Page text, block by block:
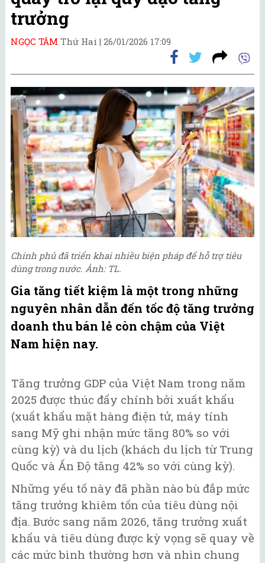
trưởng
NGỌC TÂM Thứ Hai | 26/01/2026 17:09
Chính phủ đã triển khai nhiều biện pháp để hỗ trợ tiêu
dùng trong nước. Ảnh: TL.
Gia tăng tiết kiệm là một trong những
nguyên nhân dẫn đến tốc độ tăng trưởng
doanh thu bán lẻ còn chậm của Việt
Nam hiện nay.
Tăng trưởng GDP của Việt Nam trong năm
2025 được thúc đẩy chính bởi xuất khẩu
(xuất khẩu mặt hàng điện tử, máy tính
sang Mỹ ghi nhận mức tăng 80% so với
cùng kỳ) và du lịch (khách du lịch từ Trung
Quốc và Ấn Độ tăng 42% so với cùng kỳ).
Những yếu tố này đã phần nào bù đắp mức
tăng trưởng khiêm tốn của tiêu dùng nội
địa. Bước sang năm 2026, tăng trưởng xuất
khẩu và tiêu dùng được kỳ vọng sẽ quay về
các mức bình thường hơn và nhìn chung